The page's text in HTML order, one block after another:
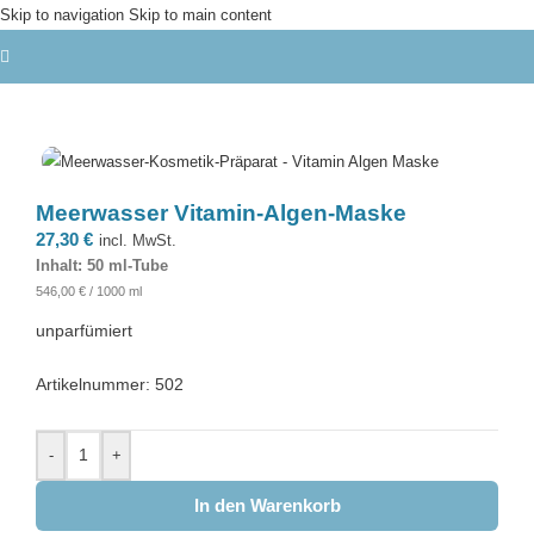
Skip to navigation Skip to main content
Meerwasser Vitamin-Algen-Maske
27,30 € incl. MwSt.
Inhalt: 50 ml-Tube
546,00 € / 1000 ml
unparfümiert
Artikelnummer: 502
- +
In den Warenkorb